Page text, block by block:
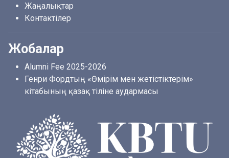
Жаңалықтар
Контактілер
Жобалар
Alumni Fee 2025-2026
Генри Фордтың «Өмірім мен жетістіктерім»
кітабының қазақ тіліне аудармасы